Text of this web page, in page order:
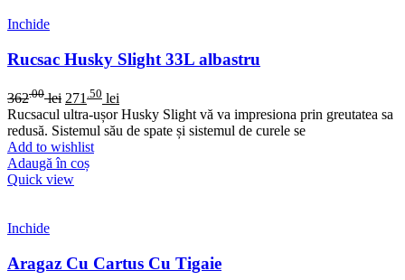
Inchide
Rucsac Husky Slight 33L albastru
362.00 lei 271 .50 lei
Rucsacul ultra-ușor Husky Slight vă va impresiona prin greutatea sa
redusă. Sistemul său de spate și sistemul de curele se
Add to wishlist
Adaugă în coș
Quick view
Inchide
Aragaz Cu Cartus Cu Tigaie